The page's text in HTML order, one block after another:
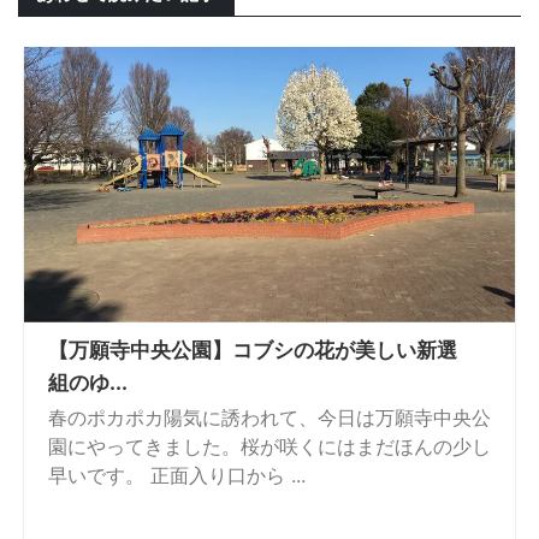
【万願寺中央公園】コブシの花が美しい新選
組のゆ...
春のポカポカ陽気に誘われて、今日は万願寺中央公
園にやってきました。桜が咲くにはまだほんの少し
早いです。 正面入り口から ...